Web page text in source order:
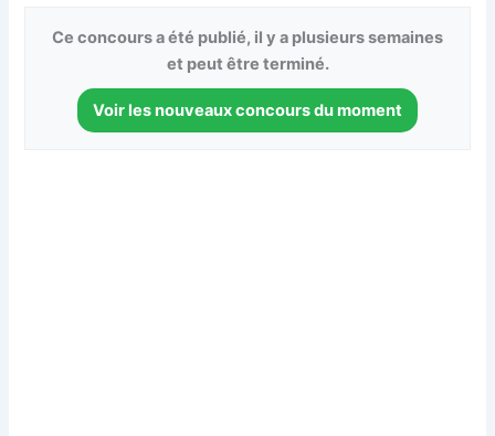
Ce concours a été publié, il y a plusieurs semaines
et peut être terminé.
Voir les nouveaux concours du moment